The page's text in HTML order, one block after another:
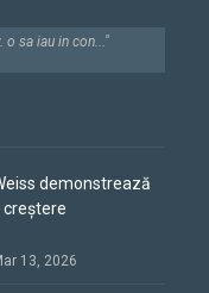
o sa iau in con..."
demonstrează
13, 2026